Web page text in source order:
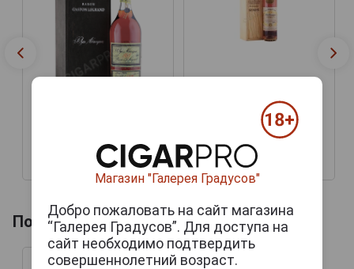
0.7л в подарочной тубе
54 495 руб.
Арманьяк Шабо 1967г
0.7л в подарочной тубе
64 458 руб.
Похожие напитки по году производства
Магазин "Галерея Градусов"
Добро пожаловать на сайт магазина
“Галерея Градусов”. Для доступа на
сайт необходимо подтвердить
совершеннолетний возраст.